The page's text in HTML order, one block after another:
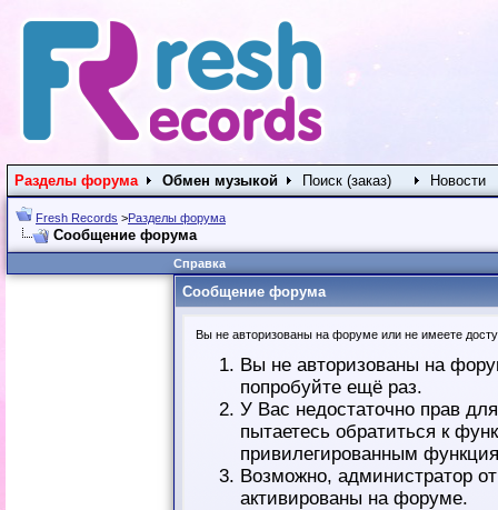
Разделы форума Обмен музыкой Поиск (заказ) Новости
Fresh Records >Разделы форума
Сообщение форума
Справка
Сообщение форума
Вы не авторизованы на форуме или не имеете
Вы не авторизованы на
попробуйте ещё раз.
У Вас недостаточно прав
пытаетесь обратиться к
привилегированным
Возможно, администратор
активированы на форуме.